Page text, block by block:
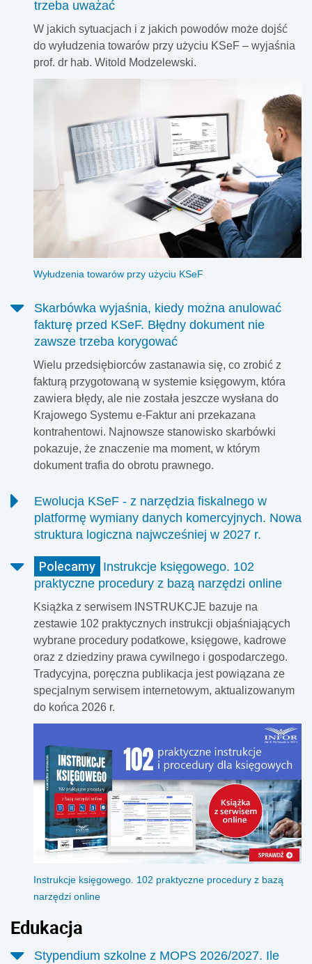
trzeba uważać
W jakich sytuacjach i z jakich powodów może dojść
do wyłudzenia towarów przy użyciu KSeF – wyjaśnia
prof. dr hab. Witold Modzelewski.
Wyłudzenia towarów przy użyciu KSeF
Skarbówka wyjaśnia, kiedy można anulować
fakturę przed KSeF. Błędny dokument nie
zawsze trzeba korygować
Wielu przedsiębiorców zastanawia się, co zrobić z
fakturą przygotowaną w systemie księgowym, która
zawiera błędy, ale nie została jeszcze wysłana do
Krajowego Systemu e-Faktur ani przekazana
kontrahentowi. Najnowsze stanowisko skarbówki
pokazuje, że znaczenie ma moment, w którym
dokument trafia do obrotu prawnego.
Ewolucja KSeF - z narzędzia fiskalnego w
platformę wymiany danych komercyjnych. Nowa
struktura logiczna najwcześniej w 2027 r.
Polscy podatnicy mają za sobą pierwsze miesiące
pełnego, obligatoryjnego fakturowania w Krajowym
Systemie e-Faktur (KSeF). Ponad 2 miliony podatników
przesłało już do rządowej bazy 340 milionów dokumentów.
Analizy z systemu SmartKSeF ujawniają jednak, że
wystawcy mają problem z wystawieniem dokumentów,
szczególnie faktur korygujących, których prawie 20 proc.
zawiera błędy strukturalne lub logiczne.
Polecamy Instrukcje księgowego. 102
praktyczne procedury z bazą narzędzi online
Książka z serwisem INSTRUKCJE bazuje na
zestawie 102 praktycznych instrukcji objaśniających
wybrane procedury podatkowe, księgowe, kadrowe
oraz z dziedziny prawa cywilnego i gospodarczego.
Tradycyjna, poręczna publikacja jest powiązana ze
specjalnym serwisem internetowym, aktualizowanym
do końca 2026 r.
Instrukcje księgowego. 102 praktyczne procedury z bazą
narzędzi online
Edukacja
Stypendium szkolne z MOPS 2026/2027. Ile